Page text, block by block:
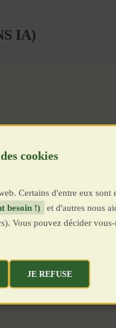
IA)
Certains d'entre eux sont
besoin !)
et d'autres nous
Vous pouvez décider
JE REFUSE